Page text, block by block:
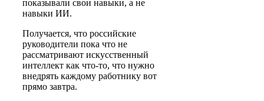
показывали свои навыки, а не
навыки ИИ.
Получается, что российские
руководители пока что не
рассматривают искусственный
интеллект как что-то, что нужно
внедрять каждому работнику вот
прямо завтра.